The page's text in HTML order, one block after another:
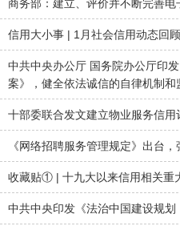
商务部：建立、评价并不断完善电
信用大小事 | 1月社会信用动态回顾
中共中央办公厅 国务院办公厅印
案》，健全依法诚信的自律机制和
十部委联合发文建立物业服务信用
《网络招聘服务管理规定》出台
收藏贴① | 十九大以来信用相关重
中共中央印发《法治中国建设规划